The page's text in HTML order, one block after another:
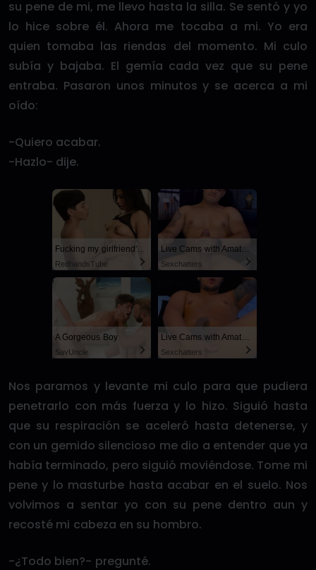
su pene de mi, me llevo hasta la silla. Se sentó y yo
lo hice sobre él. Ahora me tocaba a mi. Yo era
quien tomaba las riendas del momento. Mi culo
subía y bajaba. El gemía cada vez que su pene
entraba. Pasaron unos minutos y se acerca a mi
oído:
-Quiero acabar.
-Hazlo- dije.
Fucking my girlfriend's hot mommy by mistake
RedhandsTube
Live Cams with Amateur Men
Sexchatters
A Gorgeous Boy
SayUncle
Live Cams with Amateur Men
Sexchatters
Nos paramos y levante mi culo para que pudiera
penetrarlo con más fuerza y lo hizo. Siguió hasta
que su respiración se aceleró hasta detenerse, y
con un gemido silencioso me dio a entender que ya
había terminado, pero siguió moviéndose. Tome mi
pene y lo masturbe hasta acabar en el suelo. Nos
volvimos a sentar yo con su pene dentro aun y
recosté mi cabeza en su hombro.
-¿Todo bien?- pregunté.